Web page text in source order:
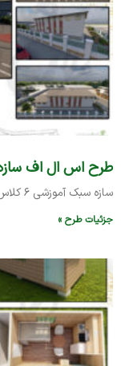
طرح اس ال اف سازه آموزشی
سازه سبک آموزشی ۶ کلاس طرح ۴۰۱ سه‌بعدی‌های طرح پلان‌ها
جزئیات طرح »